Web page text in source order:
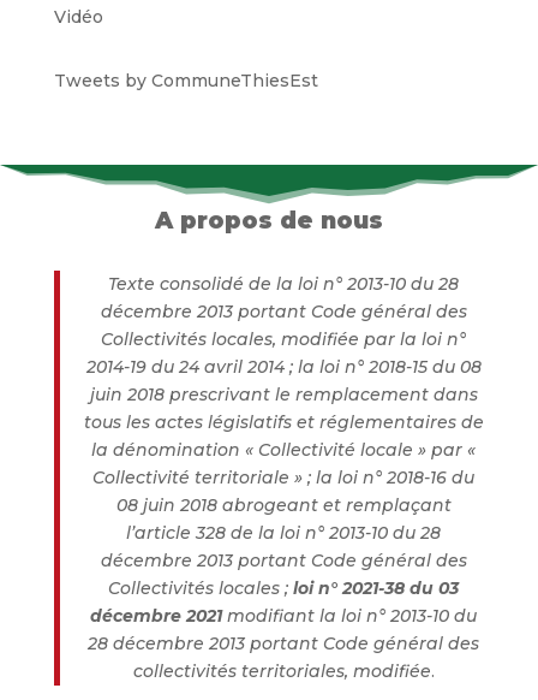
Vidéo
Tweets by CommuneThiesEst
A propos de nous
Texte consolidé de la loi n° 2013-10 du 28
décembre 2013 portant Code général des
Collectivités locales, modifiée par la loi n°
2014-19 du 24 avril 2014 ; la loi n° 2018-15 du 08
juin 2018 prescrivant le remplacement dans
tous les actes législatifs et réglementaires de
la dénomination « Collectivité locale » par «
Collectivité territoriale » ; la loi n° 2018-16 du
08 juin 2018 abrogeant et remplaçant
l’article 328 de la loi n° 2013-10 du 28
décembre 2013 portant Code général des
Collectivités locales ;loi n° 2021-38 du 03
décembre 2021modifiant la loi n° 2013-10 du
28 décembre 2013 portant Code général des
collectivités territoriales, modifiée.